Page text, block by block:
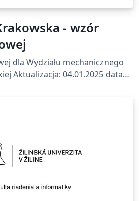
- wzór
dla Wydziału mechanicznego
data
studenci/praca-dyplomowa/